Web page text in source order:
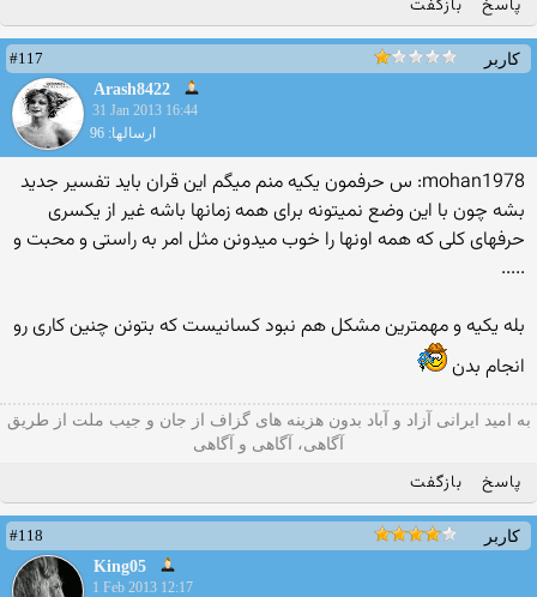
پاسخ بازگفت
کاربر
#117
Arash8422
31 Jan 2013 16:44
ارسالها: 96
mohan1978: س حرفمون یکیه منم میگم این قران باید تفسیر جدید
بشه چون با این وضع نمیتونه برای همه زمانها باشه غیر از یکسری
حرفهای کلی که همه اونها را خوب میدونن مثل امر به راستی و محبت و
.....
بله یکیه و مهمترین مشکل هم نبود کسانیست که بتونن چنین کاری رو
انجام بدن
به امید ایرانی آزاد و آباد بدون هزینه های گزاف از جان و جیب ملت از طریق
آگاهی، آگاهی و آگاهی
پاسخ بازگفت
کاربر
#118
King05
1 Feb 2013 12:17